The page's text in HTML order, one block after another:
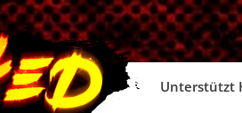
Skip
Unterstützt